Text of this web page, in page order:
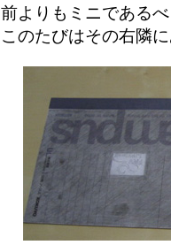
前よりもミニである
このたびはその右隣